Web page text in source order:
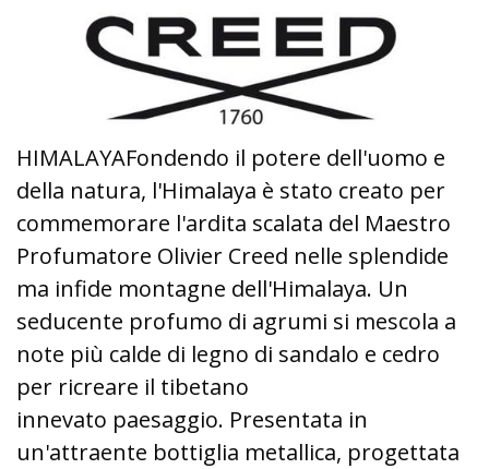
HIMALAYAFondendo il potere dell'uomo e
della natura, l'Himalaya è stato creato per
commemorare l'ardita scalata del Maestro
Profumatore Olivier Creed nelle splendide
ma infide montagne dell'Himalaya. Un
seducente profumo di agrumi si mescola a
note più calde di legno di sandalo e cedro
per ricreare il tibetano
innevato paesaggio. Presentata in
un'attraente bottiglia metallica, progettata